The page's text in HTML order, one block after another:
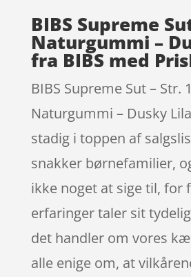
BIBS Supreme
Naturgummi –
fra BIBS med
BIBS Supreme Sut – Str.
Naturgummi – Dusky
stadig i toppen af
snakker børnefamilier,
ikke noget at sige til, for
erfaringer taler sit
det handler om vores
alle enige om, at